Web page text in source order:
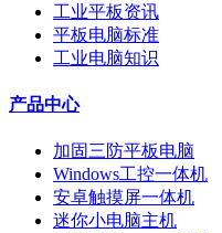
工业平板资讯
平板电脑标准
工业电脑知识
产品中心
加固三防平板电脑
Windows工控一体机
安卓触摸屏一体机
迷你小电脑主机